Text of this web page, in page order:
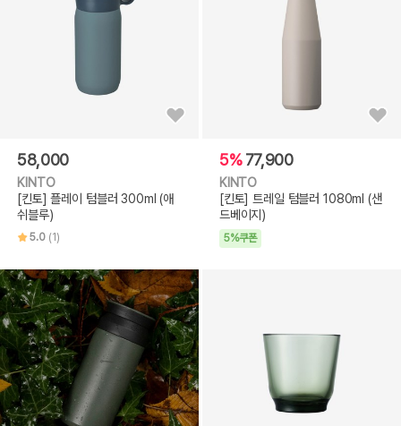
58,000
KINTO
[킨토] 플레이 텀블러 300ml (애
쉬블루)
5.0 (1)
5% 77,900
KINTO
[킨토] 트레일 텀블러 1080ml (샌
드베이지)
5%쿠폰